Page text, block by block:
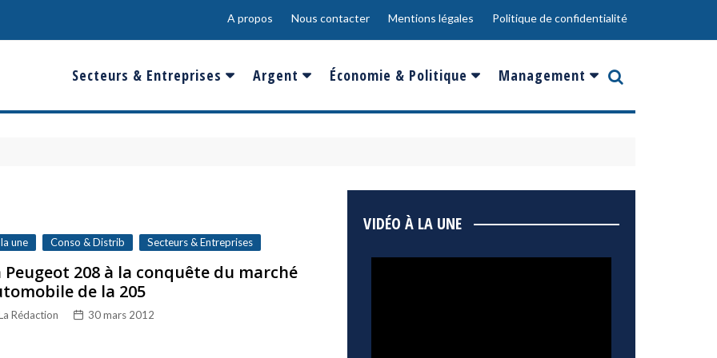
A propos Nous contacter Mentions légales Politique de confidentialité
Secteurs & Entreprises
Banques & Finances
Défense & Aéronautique
Santé & Biotechnologie
Technologies & Médias
Argent
Salaire
Epargne & Placements
Économie & Politique
France
Management
Innovation
une Conso & Distrib Secteurs & Entreprises
Peugeot 208 à la conquête du marché
de la 205
Rédaction 30 mars 2012
VIDÉO À LA UNE